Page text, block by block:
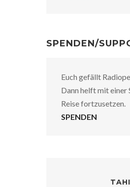
SPENDEN/
Euch gefällt
Dann helft mit einer
Reise fortzusetzen.
SPENDEN